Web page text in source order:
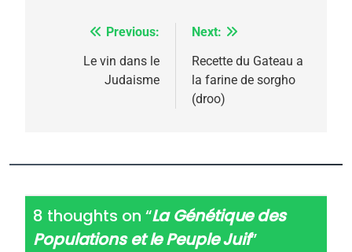
NavigationPrevious:
Le vin dans le
Judaisme
Next:
Recette du Gateau a
la farine de sorgho
(droo)
8 thoughts on “La Génétique des
Populations et le Peuple Juif”